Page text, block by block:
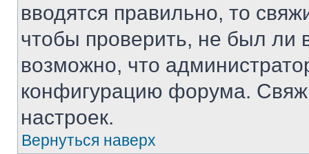
вводятся правильно, то
чтобы проверить, не был ли
возможно, что
конфигурацию форума.
настроек.
Вернуться наверх